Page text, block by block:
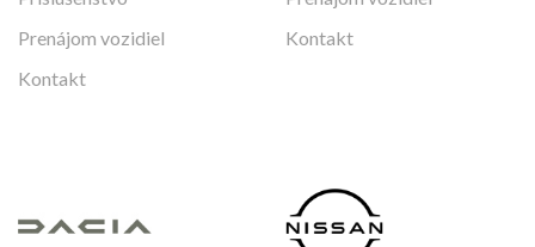
Prenájom vozidiel
Kontakt
Kontakt